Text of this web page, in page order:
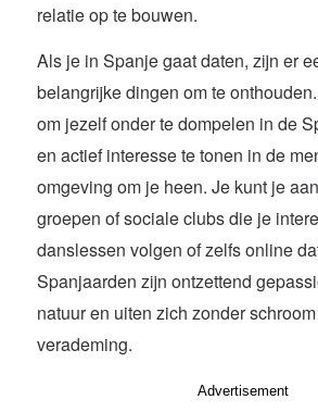
relatie op te bouwen.
Als je in Spanje gaat daten, zijn er
belangrijke dingen om te
om jezelf onder te dompelen in de
en actief interesse te tonen in de
omgeving om je heen. Je kunt je
groepen of sociale clubs die je
danslessen volgen of zelfs online
Spanjaarden zijn ontzettend
natuur en uiten zich zonder
verademing.
Advertisement